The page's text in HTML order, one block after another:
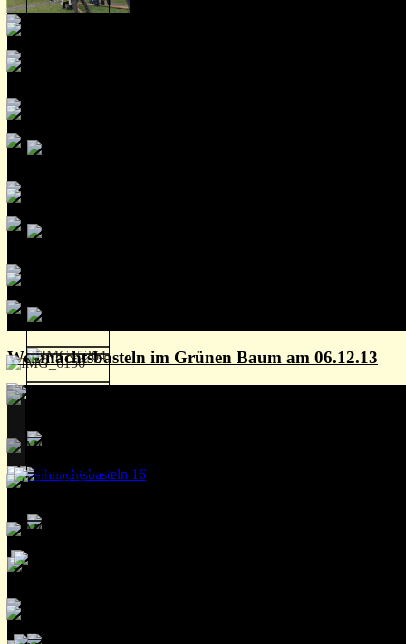
Weihnachtsbasteln im Grünen Baum am 06.12.13